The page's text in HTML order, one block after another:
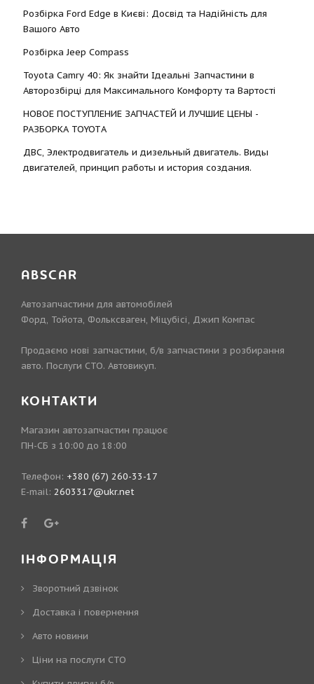
Розбірка Ford Edge в Києві: Досвід та Надійність для
Вашого Авто
Розбірка Jeep Compass
Toyota Camry 40: Як знайти Ідеальні Запчастини в
Авторозбірці для Максимального Комфорту та Вартості
НОВОЕ ПОСТУПЛЕНИЕ ЗАПЧАСТЕЙ И ЛУЧШИЕ ЦЕНЫ -
РАЗБОРКА TOYOTА
ДВС, Электродвигатель и дизельный двигатель. Виды
двигателей, принцип работы и история создания.
ABSCAR
Автозапчастини для автомобілей
Форд, Тойота, Фольксваген, Міцубісі, Джип Компас
Продаємо нові запчастини, б/в запчастини з розбирання
авто. Послуги СТО. Автовикуп.
КОНТАКТИ
Магазин автозапчастин працює
ПН-СБ з 10:00 до 18:00
Телефон: +380 (67) 260-33-17
E-mail: 2603317@ukr.net
ІНФОРМАЦІЯ
Зворотний дзвінок
Доставка і повернення
Авто новини
Ціни на послуги СТО